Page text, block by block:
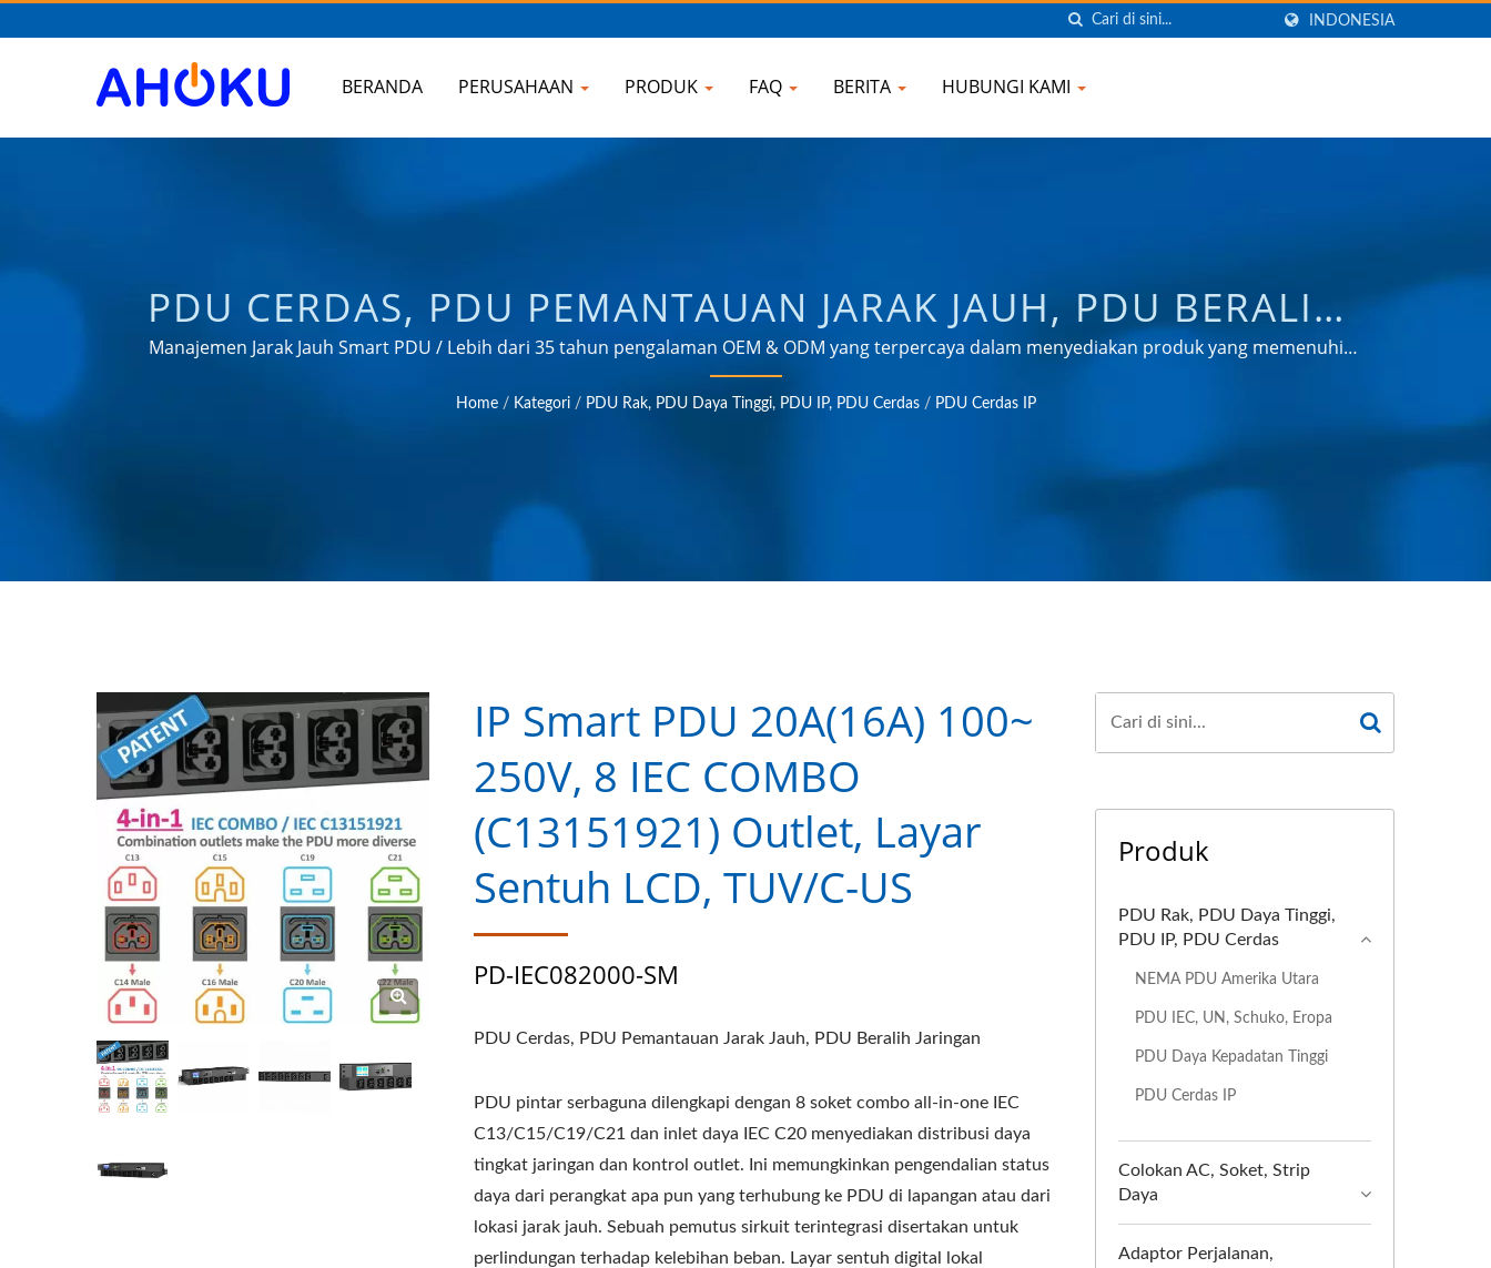
INDONESIA
BERANDA PERUSAHAAN PRODUK FAQ BERITA HUBUNGI KAMI
PDU CERDAS, PDU PEMANTAUAN JARAK JAUH, PDU BERALIH
JARINGAN / PRODUSEN UNIVERSAL TRAVEL ADAPTER,
CONVERTER, PENGISI DAYA USB & PELINDUNG LONJAKAN
DAYA | AHOKU ELECTRONIC COMPANY
Manajemen Jarak Jauh Smart PDU / Lebih dari 35 tahun pengalaman OEM & ODM yang terpercaya dalam menyediakan produk yang memenuhi
kebutuhan aplikasi manajemen daya di berbagai bidang seperti industri, komunikasi, otomotif, dan pasar konsumen.
Home / Kategori / PDU Rak, PDU Daya Tinggi, PDU IP, PDU Cerdas / PDU Cerdas IP
IP Smart PDU 20A(16A) 100~
250V, 8 IEC COMBO
(C13151921) Outlet, Layar
Sentuh LCD, TUV/C-US
PD-IEC082000-SM
PDU Cerdas, PDU Pemantauan Jarak Jauh, PDU Beralih Jaringan
PDU pintar serbaguna dilengkapi dengan 8 soket combo all-in-one IEC
C13/C15/C19/C21 dan inlet daya IEC C20 menyediakan distribusi daya
tingkat jaringan dan kontrol outlet. Ini memungkinkan pengendalian status
daya dari perangkat apa pun yang terhubung ke PDU di lapangan atau dari
lokasi jarak jauh. Sebuah pemutus sirkuit terintegrasi disertakan untuk
perlindungan terhadap kelebihan beban. Layar sentuh digital lokal
Produk
PDU Rak, PDU Daya Tinggi,
PDU IP, PDU Cerdas
NEMA PDU Amerika Utara
PDU IEC, UN, Schuko, Eropa
PDU Daya Kepadatan Tinggi
PDU Cerdas IP
Colokan AC, Soket, Strip
Daya
Adaptor Perjalanan,